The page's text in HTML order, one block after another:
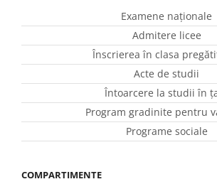
Examene naționale
Admitere licee
Înscrierea în clasa
Acte de studii
Întoarcere la studii în
Program gradinite pentru
Programe sociale
COMPARTIMENTE